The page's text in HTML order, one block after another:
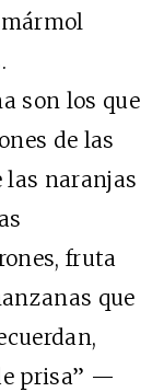
son los que
de las
naranjas
fruta
que
prisa” —